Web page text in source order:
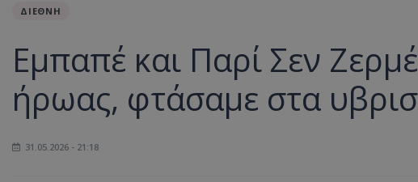
ΔΙΕΘΝΗ
Εμπαπέ και Παρί Σεν
ήρωας, φτάσαμε στα
31.05.2026 - 21:18